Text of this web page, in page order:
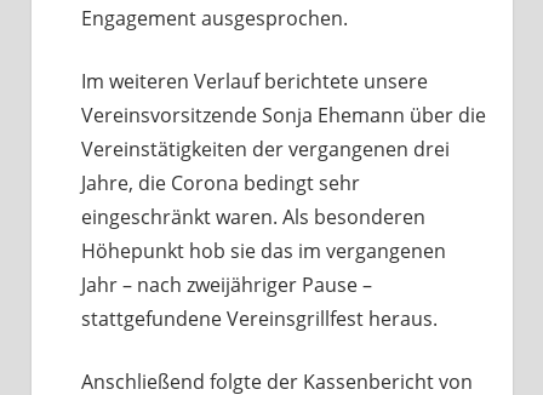
Engagement ausgesprochen.
Im weiteren Verlauf berichtete unsere
Vereinsvorsitzende Sonja Ehemann über die
Vereinstätigkeiten der vergangenen drei
Jahre, die Corona bedingt sehr
eingeschränkt waren. Als besonderen
Höhepunkt hob sie das im vergangenen
Jahr – nach zweijähriger Pause –
stattgefundene Vereinsgrillfest heraus.
Anschließend folgte der Kassenbericht von